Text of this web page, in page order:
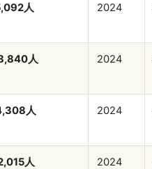
人 2024
人 2024
人 2024
人 2024